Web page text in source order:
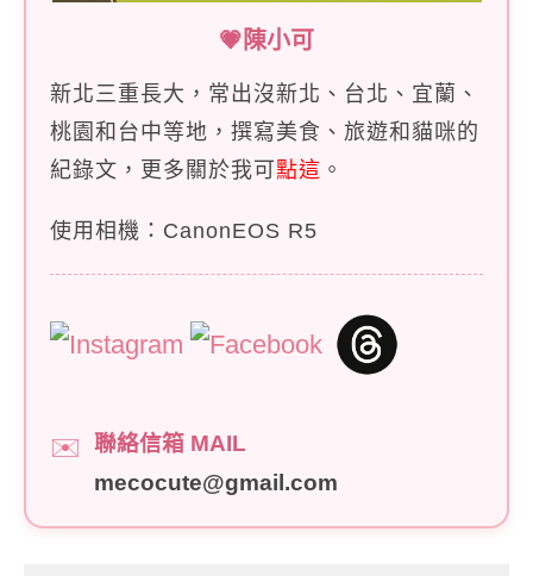
💗陳小可
新北三重長大，常出沒新北、台北、宜蘭、
桃園和台中等地，撰寫美食、旅遊和貓咪的
紀錄文，更多關於我可 點這 。
使用相機：CanonEOS R5
✉️
聯絡信箱 MAIL
mecocute@gmail.com